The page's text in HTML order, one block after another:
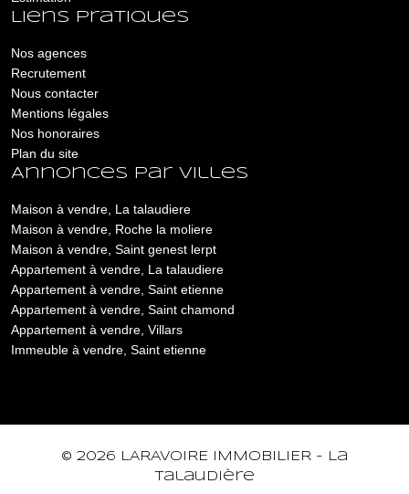
Liens pratiques
Nos agences
Recrutement
Nous contacter
Mentions légales
Nos honoraires
Plan du site
Annonces par villes
Maison à vendre, La talaudiere
Maison à vendre, Roche la moliere
Maison à vendre, Saint genest lerpt
Appartement à vendre, La talaudiere
Appartement à vendre, Saint etienne
Appartement à vendre, Saint chamond
Appartement à vendre, Villars
Immeuble à vendre, Saint etienne
© 2026 LARAVOIRE IMMOBILIER - La
Talaudière